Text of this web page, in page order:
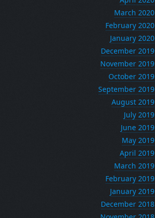
March 2020
February 2020
January 2020
December 2019
November 2019
October 2019
September 2019
August 2019
July 2019
June 2019
May 2019
April 2019
March 2019
February 2019
January 2019
December 2018